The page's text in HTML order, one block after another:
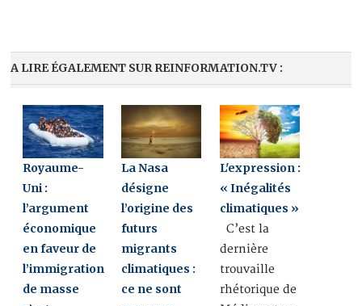
A LIRE ÉGALEMENT SUR REINFORMATION.TV :
Royaume-
Uni :
l’argument
économique
en faveur de
l’immigration
de masse
La Nasa
désigne
l’origine des
futurs
migrants
climatiques :
ce ne sont
L'expression :
« Inégalités
climatiques »
C’est la
dernière
trouvaille
rhétorique de